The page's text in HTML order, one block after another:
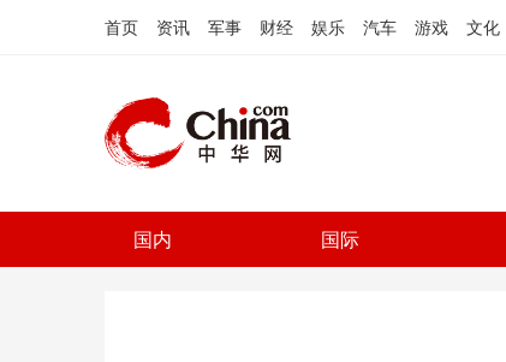
首页 资讯 军事 财经 娱乐 汽车 游戏 文化
国内 国际